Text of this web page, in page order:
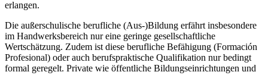
erlangen.
Die außerschulische berufliche (Aus-)Bildung erfährt insbesondere
im Handwerksbereich nur eine geringe gesellschaftliche
Wertschätzung. Zudem ist diese berufliche Befähigung (Formación
Profesional) oder auch berufspraktische Qualifikation nur bedingt
formal geregelt. Private wie öffentliche Bildungseinrichtungen und